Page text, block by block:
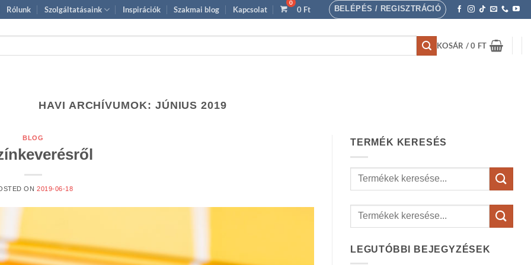
Rólunk Szolgáltatásaink Inspirációk Szakmai blog Kapcsolat 0 Ft BELÉPÉS / REGISZTRÁCIÓ
KOSÁR /0 FT
HAVI ARCHÍVUMOK: JÚNIUS 2019
BLOG
ON 2019-06-18
TERMÉK KERESÉS
Keresés
LEGUTÓBBI BEJEGYZÉSEK